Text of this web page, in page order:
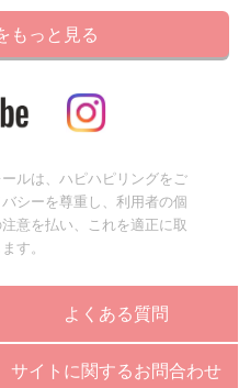
もっと見る
ルは、ハピハピリングをご
シーを尊重し、利用者の個
意を払い、これを適正に取
す。
よくある質問
サイトに関するお問合わせ